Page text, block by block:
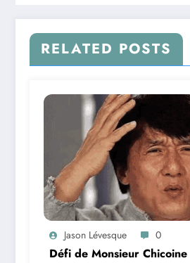
RELATED POSTS
Jason Lévesque 0
Défi de Monsieur